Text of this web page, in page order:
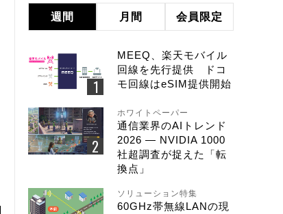
週間 月間 会員限定
MEEQ、楽天モバイル
回線を先行提供 ドコ
モ回線はeSIM提供開始
ホワイトペーパー
通信業界のAIトレンド
2026 ― NVIDIA 1000
社超調査が捉えた「転
換点」
ソリューション特集
60GHz帯無線LANの現